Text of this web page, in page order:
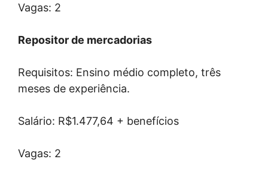
Vagas: 2
Repositor de mercadorias
Requisitos: Ensino médio completo, três
meses de experiência.
Salário: R$1.477,64 + benefícios
Vagas: 2